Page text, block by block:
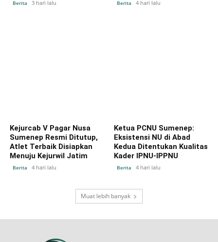
Berita 3 hari lalu Berita 4 hari lalu
Kejurcab V Pagar Nusa
Sumenep Resmi Ditutup,
Atlet Terbaik Disiapkan
Menuju Kejurwil Jatim
Berita 4 hari lalu
Ketua PCNU Sumenep:
Eksistensi NU di Abad
Kedua Ditentukan Kualitas
Kader IPNU-IPPNU
Berita 4 hari lalu
Muat lebih banyak